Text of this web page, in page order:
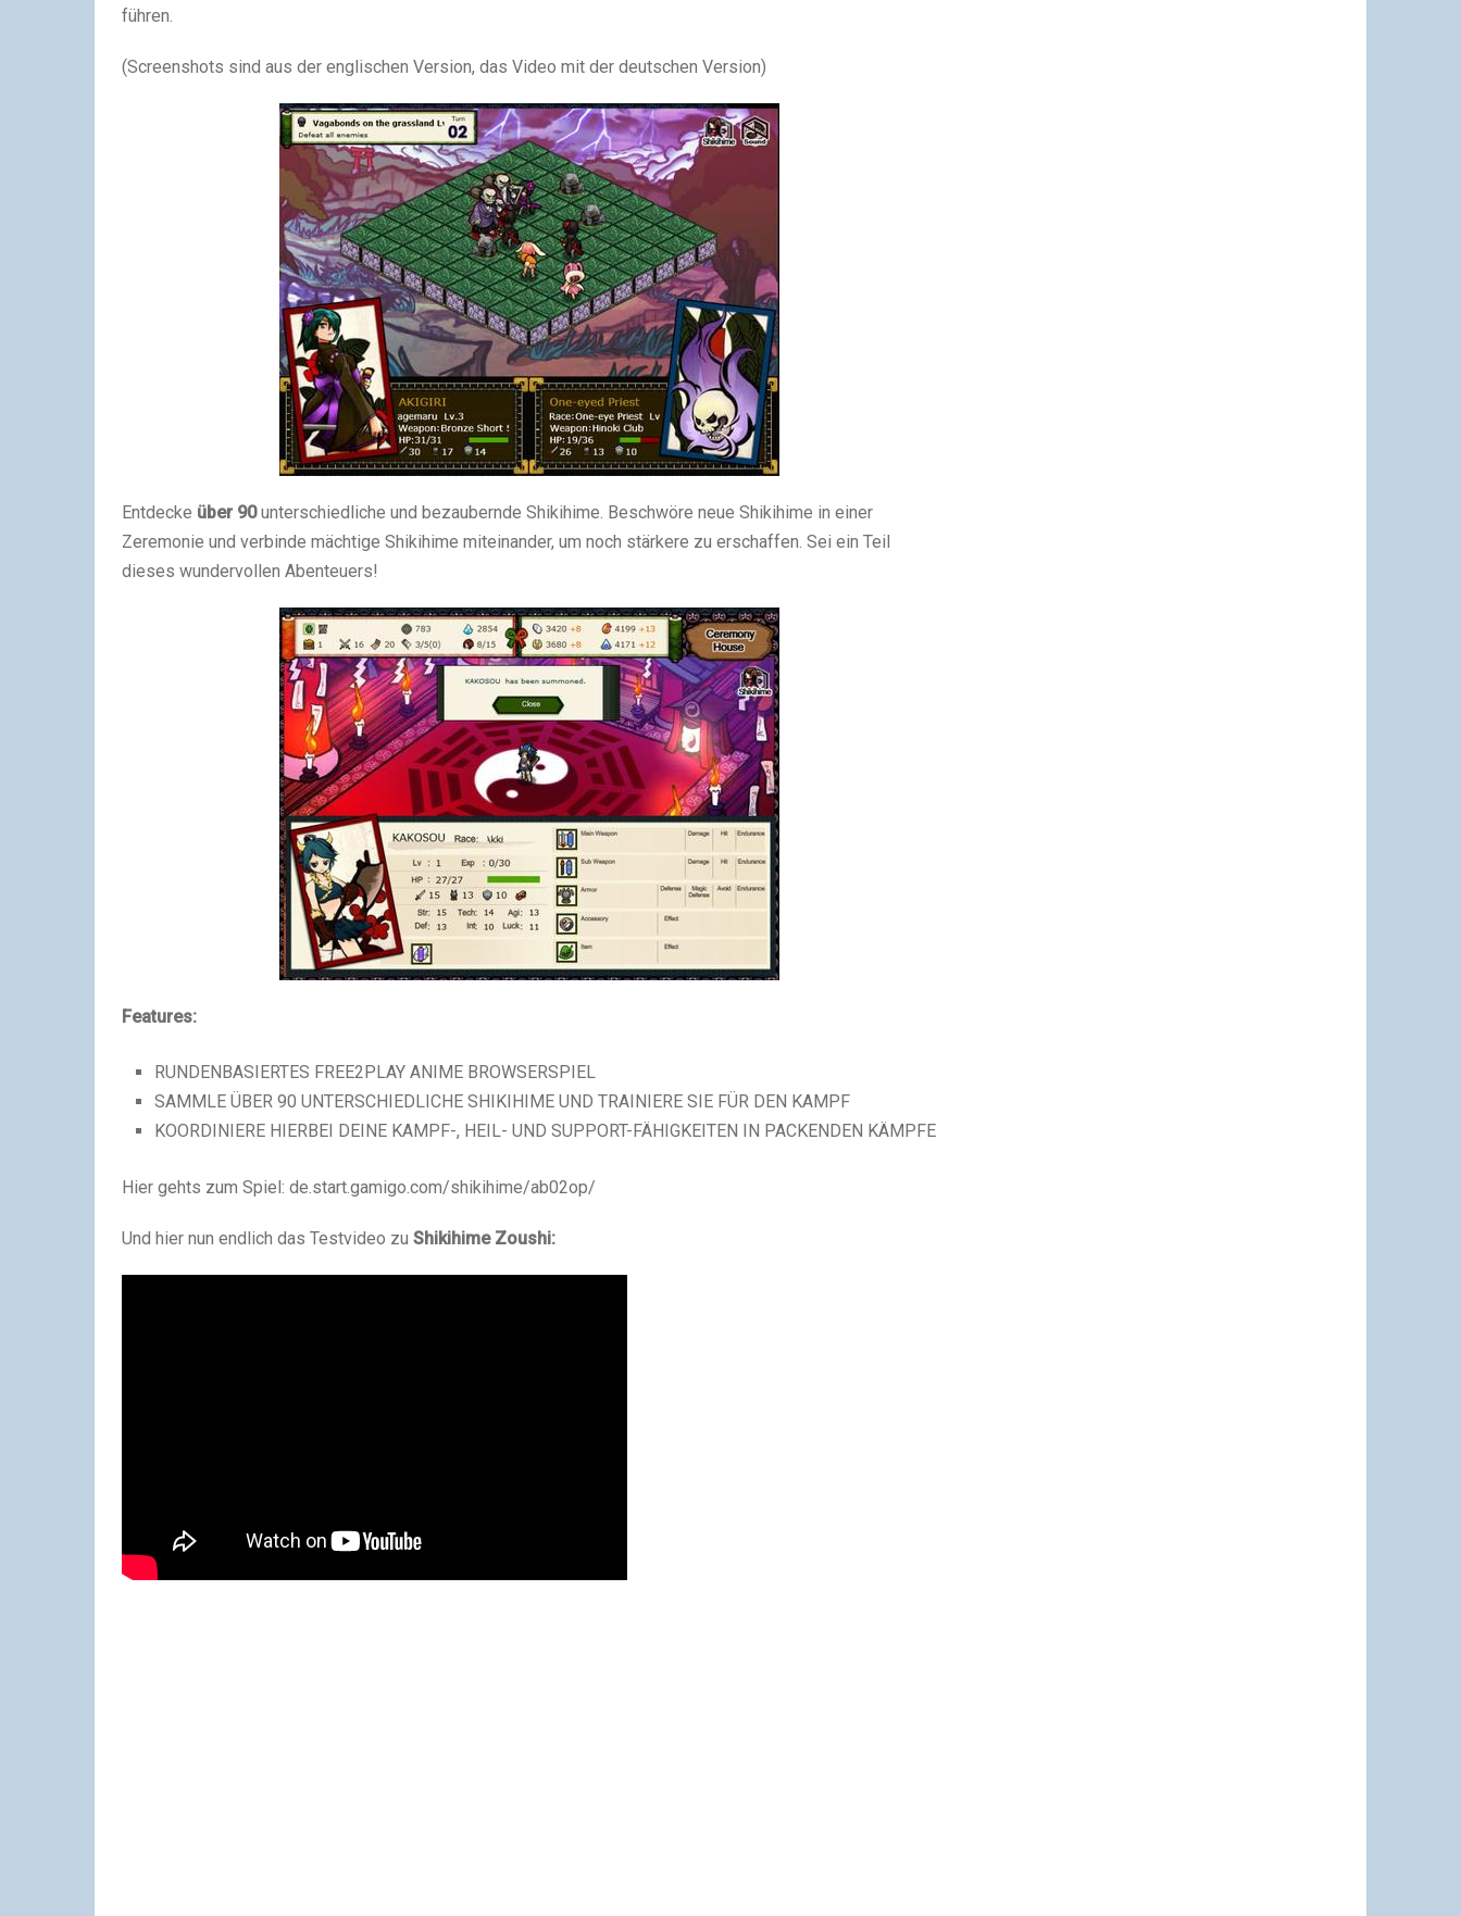
führen.
(Screenshots sind aus der englischen Version, das Video mit der deutschen Version)
Entdecke über 90unterschiedliche und bezaubernde Shikihime. Beschwöre neue Shikihime in einer
Zeremonie und verbinde mächtige Shikihime miteinander, um noch stärkere zu erschaffen. Sei ein Teil
dieses wundervollen Abenteuers!
Features:
RUNDENBASIERTES FREE2PLAY ANIME BROWSERSPIEL
SAMMLE ÜBER 90 UNTERSCHIEDLICHE SHIKIHIME UND TRAINIERE SIE FÜR DEN KAMPF
KOORDINIERE HIERBEI DEINE KAMPF-, HEIL- UND SUPPORT-FÄHIGKEITEN IN PACKENDEN KÄMPFE
Hier gehts zum Spiel: de.start.gamigo.com/shikihime/ab02op/
Und hier nun endlich das Testvideo zu Shikihime Zoushi: